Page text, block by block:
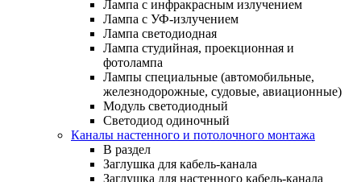
Лампа с инфракрасным излучением
Лампа с УФ-излучением
Лампа светодиодная
Лампа студийная, проекционная и
фотолампа
Лампы специальные (автомобильные,
железнодорожные, судовые, авиационные)
Модуль светодиодный
Светодиод одиночный
Каналы настенного и потолочного монтажа
В раздел
Заглушка для кабель-канала
Заглушка для настенного кабель-канала